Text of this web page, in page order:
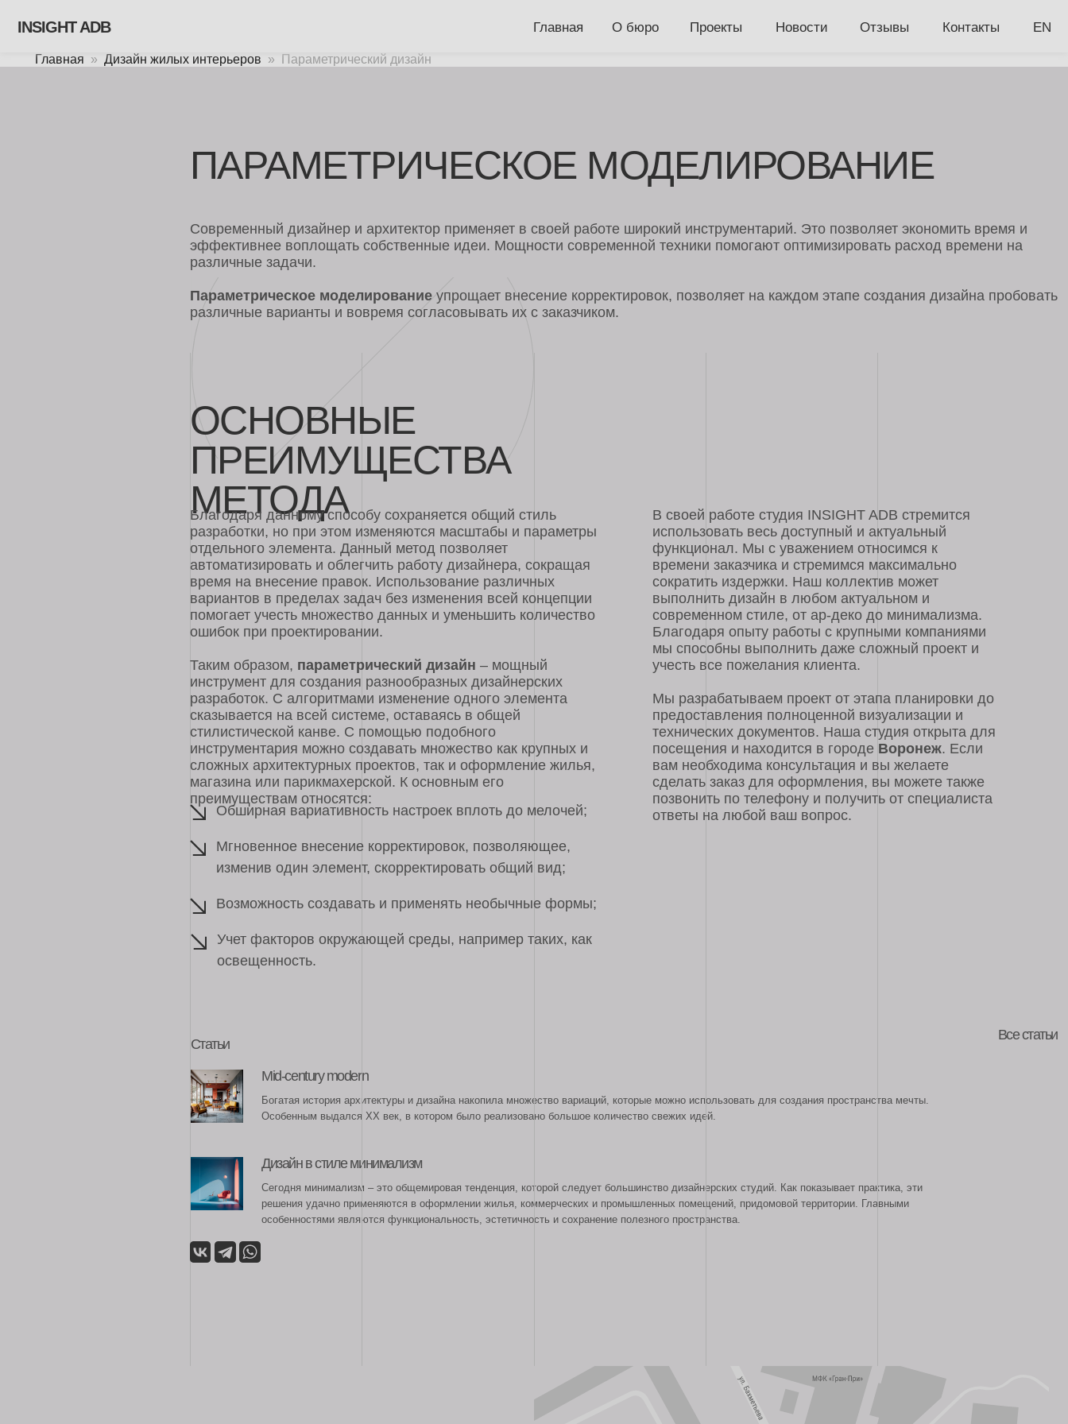
INSIGHT ADB О бюро Проекты Новости Отзывы Контакты
Главная Дизайн жилых интерьеров Параметрический дизайн
ПАРАМЕТРИЧЕСКОЕ МОДЕЛИРОВАНИЕ
ПРЕИМУЩЕСТВА
МЕТОДА
эффективнее воплощать собственные идеи. Мощности современной техники помогают оптимизировать расход времени на
различные задачи.
Параметрическое моделирование
сократить издержки. Наш коллектив может
выполнить дизайн в любом актуальном и
современном стиле, от ар-деко до минимализма.
Благодаря опыту работы с крупными компаниями
мы способны выполнить даже сложный проект и
учесть все пожелания клиента.
Мы разрабатываем проект от этапа планировки до
предоставления полноценной визуализации и
технических документов. Наша студия открыта для
посещения и находится в городеВоронеж. Если
сделать заказ для оформления, вы можете также
позвонить по телефону и получить от специалиста
ответы на любой ваш вопрос.
Учет факторов окружающей среды, например таких, как
освещенность.
Возможность создавать и применять необычные формы;
Мгновенное внесение корректировок, позволяющее,
изменив один элемент, скорректировать общий вид;
Обширная вариативность настроек вплоть до мелочей;
Благодаря данному способу сохраняется общий стиль
разработки, но при этом изменяются масштабы и параметры
отдельного элемента. Данный метод позволяет
автоматизировать и облегчить работу дизайнера, сокращая
время на внесение правок. Использование различных
вариантов в пределах задач без изменения всей концепции
помогает учесть множество данных и уменьшить количество
ошибок при проектировании.
Таким образом,параметрический дизайн– мощный
инструмент для создания разнообразных дизайнерских
разработок. С алгоритмами изменение одного элемента
сказывается на всей системе, оставаясь в общей
инструментария можно создавать множество как крупных и
сложных архитектурных проектов, так и оформление жилья,
магазина или парикмахерской. К основным его
преимуществам относятся:
Mid-century modern
рекреационные территории – парки, скверы, набережные;
решения удачно применяются в оформлении жилья, коммерческих и промышленных помещений, придомовой территории. Главными
особенностями являются функциональность, эстетичность и сохранение полезного пространства.
Статьи